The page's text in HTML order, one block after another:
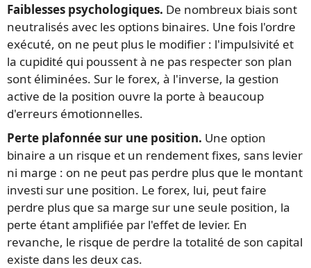
Faiblesses psychologiques. De nombreux biais sont
neutralisés avec les options binaires. Une fois l'ordre
exécuté, on ne peut plus le modifier : l'impulsivité et
la cupidité qui poussent à ne pas respecter son plan
sont éliminées. Sur le forex, à l'inverse, la gestion
active de la position ouvre la porte à beaucoup
d'erreurs émotionnelles.
Perte plafonnée sur une position. Une option
binaire a un risque et un rendement fixes, sans levier
ni marge : on ne peut pas perdre plus que le montant
investi sur une position. Le forex, lui, peut faire
perdre plus que sa marge sur une seule position, la
perte étant amplifiée par l'effet de levier. En
revanche, le risque de perdre la totalité de son capital
existe dans les deux cas.